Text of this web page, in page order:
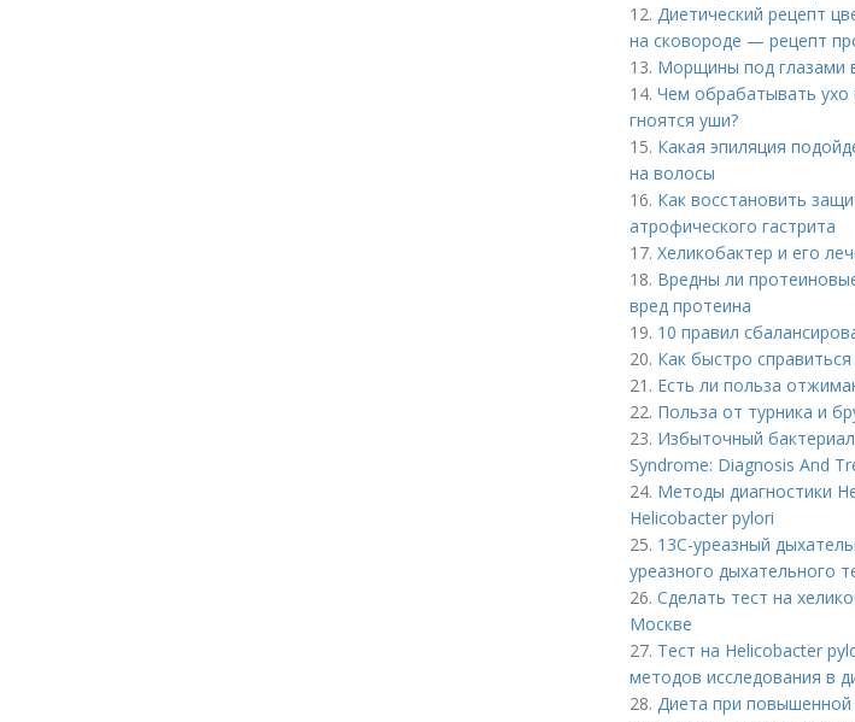
12. Диетический рецепт
на сковороде — рецепт
13. Морщины под глазами
14. Чем обрабатывать ухо
гноятся уши?
15. Какая эпиляция
на волосы
16. Как восстановить
атрофического гастрита
17. Хеликобактер и его
18. Вредны ли
вред протеина
19. 10 правил
20. Как быстро
21. Есть ли польза
22. Польза от турника и
23. Избыточный
Syndrome: Diagnosis And
24. Методы диагностики
Helicobacter pylori
25. 13С-уреазный
уреазного дыхательного
26. Сделать тест на
Москве
27. Тест на Helicobacter
методов исследования в
28. Диета при